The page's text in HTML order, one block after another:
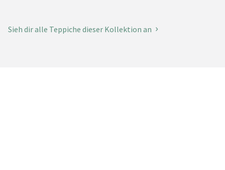
Sieh dir alle Teppiche dieser Kollektion an